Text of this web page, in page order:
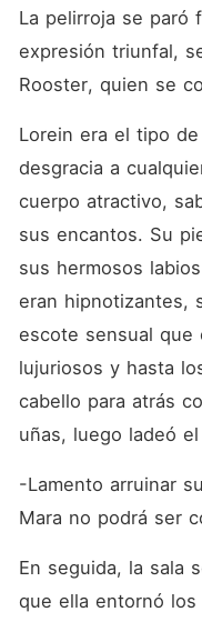
La pelirroja se paró
expresión triunfal,
Rooster, quien se
Lorein era el tipo
desgracia a
cuerpo atractivo,
sus encantos. Su
sus hermosos
eran hipnotizantes,
escote sensual que
lujuriosos y hasta
cabello para atrás
uñas, luego ladeó
-Lamento arruinar
Mara no podrá ser
En seguida, la sala
que ella entornó los